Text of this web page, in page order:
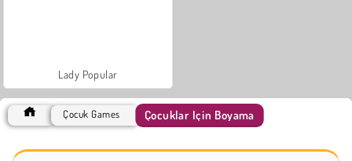
Lady Popular
Çocuk Games Çocuklar İçin Boyama